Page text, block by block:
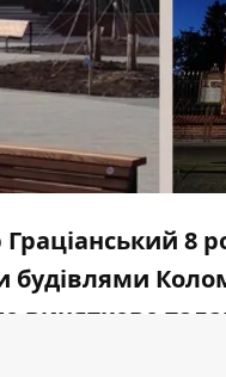
8
винятково